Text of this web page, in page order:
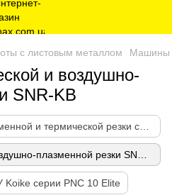
с листовым металлом Машины
и воздушно-
SNR-KB
серии PNC 10 Elite